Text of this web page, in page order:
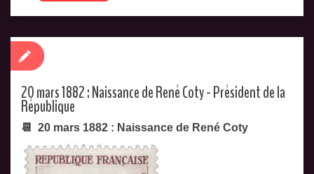
20 mars 1882 : Naissance de René Coty - Président de la
République
📆 20 mars 1882 : Naissance de René Coty